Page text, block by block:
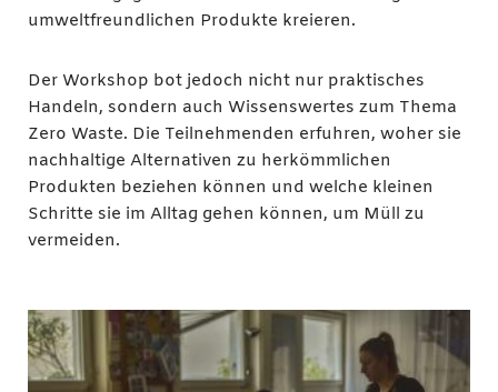
umweltfreundlichen Produkte kreieren.
Der Workshop bot jedoch nicht nur praktisches
Handeln, sondern auch Wissenswertes zum Thema
Zero Waste. Die Teilnehmenden erfuhren, woher sie
nachhaltige Alternativen zu herkömmlichen
Produkten beziehen können und welche kleinen
Schritte sie im Alltag gehen können, um Müll zu
vermeiden.